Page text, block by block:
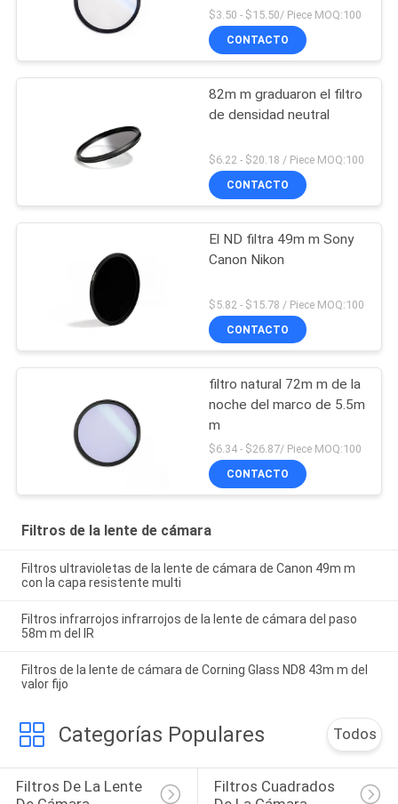
$3.50 - $15.50/ Piece MOQ:100
CONTACTO
82m m graduaron el filtro
de densidad neutral
$6.22 - $20.18 / Piece MOQ:100
CONTACTO
El ND filtra 49m m Sony
Canon Nikon
$5.82 - $15.78 / Piece MOQ:100
CONTACTO
filtro natural 72m m de la
noche del marco de 5.5m
m
$6.34 - $26.87/ Piece MOQ:100
CONTACTO
Filtros de la lente de cámara
Filtros ultravioletas de la lente de cámara de Canon 49m m
con la capa resistente multi
Filtros infrarrojos infrarrojos de la lente de cámara del paso
58m m del IR
Filtros de la lente de cámara de Corning Glass ND8 43m m del
valor fijo
Categorías Populares Todos
Filtros De La Lente
Filtros Cuadrados